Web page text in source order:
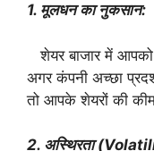
1. मूलधन का नुकसान:
शेयर बाजार में
अगर कंपनी अच्छा
तो आपके शेयरों की
2. अस्थिरता